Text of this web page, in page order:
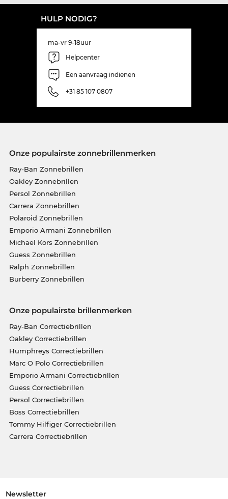
HULP NODIG?
ma-vr 9-18uur
Helpcenter
Een aanvraag indienen
+31 85 107 0807
Onze populairste zonnebrillenmerken
Ray-Ban Zonnebrillen
Oakley Zonnebrillen
Persol Zonnebrillen
Carrera Zonnebrillen
Polaroid Zonnebrillen
Emporio Armani Zonnebrillen
Michael Kors Zonnebrillen
Guess Zonnebrillen
Ralph Zonnebrillen
Burberry Zonnebrillen
Onze populairste brillenmerken
Ray-Ban Correctiebrillen
Oakley Correctiebrillen
Humphreys Correctiebrillen
Marc O Polo Correctiebrillen
Emporio Armani Correctiebrillen
Guess Correctiebrillen
Persol Correctiebrillen
Boss Correctiebrillen
Tommy Hilfiger Correctiebrillen
Carrera Correctiebrillen
Newsletter